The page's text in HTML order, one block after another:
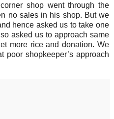
shop went through the
no sales in his shop. But we
hence asked us to take one
asked us to approach same
more rice and donation. We
poor shopkeeper’s approach